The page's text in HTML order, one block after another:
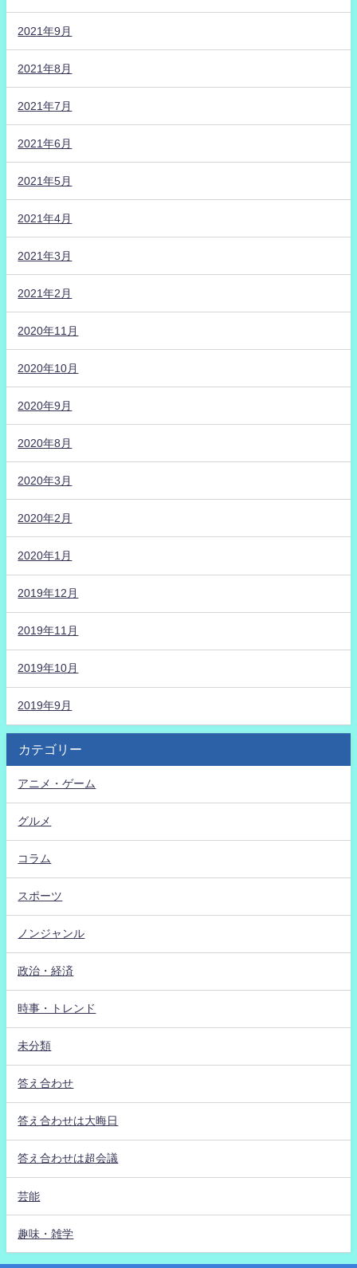
2021年9月
2021年8月
2021年7月
2021年6月
2021年5月
2021年4月
2021年3月
2021年2月
2020年11月
2020年10月
2020年9月
2020年8月
2020年3月
2020年2月
2020年1月
2019年12月
2019年11月
2019年10月
2019年9月
カテゴリー
アニメ・ゲーム
グルメ
コラム
スポーツ
ノンジャンル
政治・経済
時事・トレンド
未分類
答え合わせ
答え合わせは大晦日
答え合わせは超会議
芸能
趣味・雑学